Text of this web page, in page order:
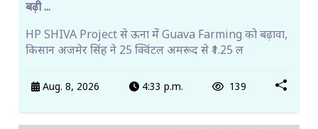
बढ़ी ...
HP SHIVA Project से ऊना में Guava Farming को बढ़ावा,
किसान अजमेर सिंह ने 25 क्विंटल अमरूद से ₹1.25 ल
Aug. 8, 2026 4:33 p.m. 139